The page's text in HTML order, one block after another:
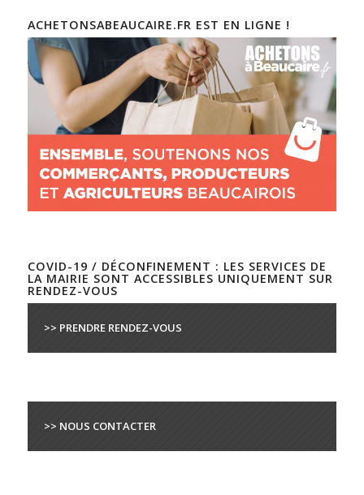
ACHETONSABEAUCAIRE.FR EST EN LIGNE !
COVID-19 / DÉCONFINEMENT : LES SERVICES DE
LA MAIRIE SONT ACCESSIBLES UNIQUEMENT SUR
RENDEZ-VOUS
>> PRENDRE RENDEZ-VOUS
>> NOUS CONTACTER